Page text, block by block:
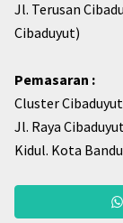
Jl. Terusan
Cibaduyut)
Pemasaran :
Cluster
Jl. Raya
Kidul. Kota